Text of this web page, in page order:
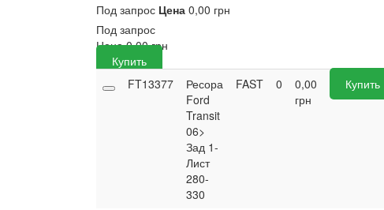
Под запрос Цена 0,00 грн
Под запрос
Цена 0,00грн
Купить
FT13377
Ресора
Ford
Transit
06>
Зад 1-
Лист
280-
330
FAST 0
0,00
грн
Купить